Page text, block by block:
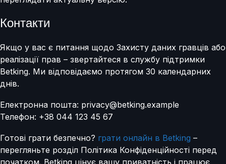
Контакти
Якщо у вас є питання щодо Захисту даних гравців або
реалізації прав – звертайтеся в службу підтримки
Betking. Ми відповідаємо протягом 30 календарних
днів.
Електронна пошта: privacy@betking.example
Телефон: +38 044 123 45 67
Готові грати безпечно? грати онлайн в Betking –
перегляньте розділ Політика Конфіденційності перед
початком. Betking цінує вашу приватність і працює